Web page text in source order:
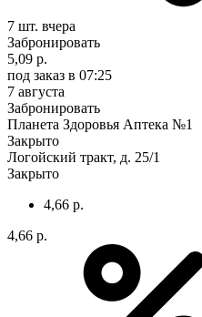
7 шт. вчера
Забронировать
5,09 р.
под заказ в 07:25
7 августа
Забронировать
Планета Здоровья Аптека №1
Закрыто
Логойский тракт, д. 25/1
Закрыто
4,66 р.
4,66 р.